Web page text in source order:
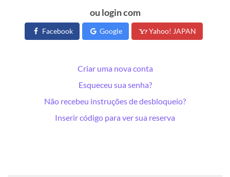
ou login com
Facebook Google Yahoo! JAPAN
Criar uma nova conta
Esqueceu sua senha?
Não recebeu instruções de desbloqueio?
Inserir código para ver sua reserva